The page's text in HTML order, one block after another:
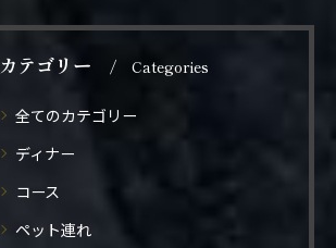
カテゴリー Categories
全てのカテゴリー
ディナー
コース
ペット連れ